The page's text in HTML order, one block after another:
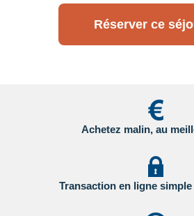
il est préférable de vous
l’ambassade du pays de destination
départ, nous vous recommandons
régulièrement le site du ministère des
Réserver ce
Achetez malin, au
Transaction en ligne